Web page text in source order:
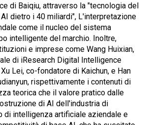
di Baiqiu, attraverso la "tecnologia del
dietro i 40 miliardi", L'interpretazione
come il nucleo del sistema
intelligente del marchio. Inoltre,
e imprese come Wang Huixian,
di iResearch Digital Intelligence
Lei, co-fondatore di Kaichun, e Han
rispettivamente i contenuti di
teorica che il valore pratico dalle
di AI dell'industria di
di intelligenza artificiale aziendale e